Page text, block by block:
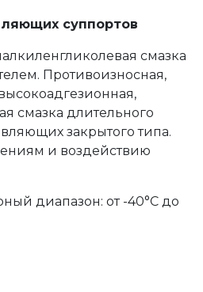
суппортов
смазка
Противоизносная,
смазка длительного
закрытого типа.
и воздействию
диапазон: от -40°С до